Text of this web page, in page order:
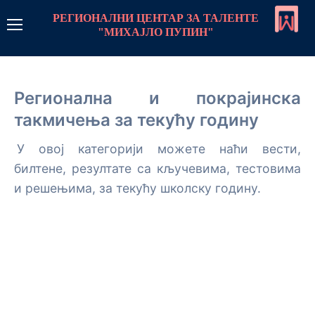
РЕГИОНАЛНИ ЦЕНТАР ЗА ТАЛЕНТЕ
"МИХАЈЛО ПУПИН"
Линкови
Пријава
Регионалнa и покрајинска
такмичења за текућу годину
У овој категорији можете наћи вести,
билтене, резултате са кључевима, тестовима
и решењима, за текућу школску годину.